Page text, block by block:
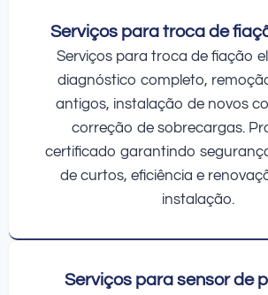
Serviços para troca de
Serviços para troca de fiação
diagnóstico completo,
antigos, instalação de novos
correção de sobrecargas.
certificado garantindo
de curtos, eficiência e
instalação.
Serviços para sensor de